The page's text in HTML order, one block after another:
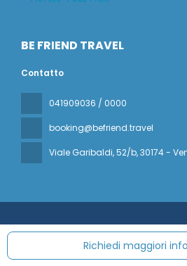
Richiedi maggiori
BE FRIEND TRAVEL
Contatto
041909036 / 0000
booking@befriend.travel
Viale Garibaldi, 52/b, 30174 -
Tutti i diritti riservati BE FRIEND TRAVEL